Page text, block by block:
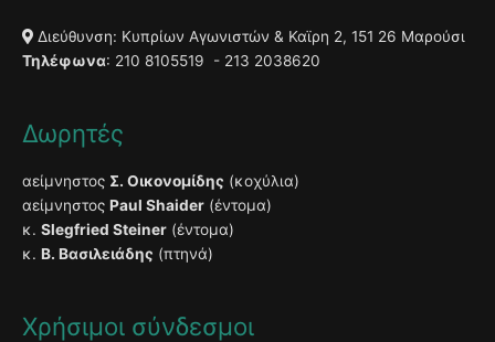
Διεύθυνση: Κυπρίων Αγωνιστών & Καϊρη 2, 151 26 Μαρούσι
Τηλέφωνα: 210 8105519 - 213 2038620
Δωρητές
αείμνηστος Σ. Οικονομίδης (κοχύλια)
αείμνηστος Paul Shaider (έντομα)
κ. Slegfried Steiner (έντομα)
κ. Β. Βασιλειάδης (πτηνά)
Χρήσιμοι σύνδεσμοι